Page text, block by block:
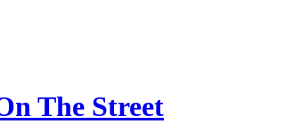
The Street